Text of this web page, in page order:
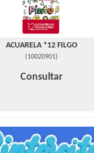
ACUARELA *12 FILGO
(10020901)
Consultar